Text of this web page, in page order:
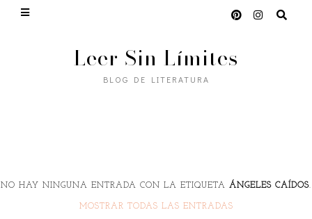
Leer Sin Límites
BLOG DE LITERATURA
NO HAY NINGUNA ENTRADA CON LA ETIQUETA ÁNGELES CAÍDOS.
MOSTRAR TODAS LAS ENTRADAS